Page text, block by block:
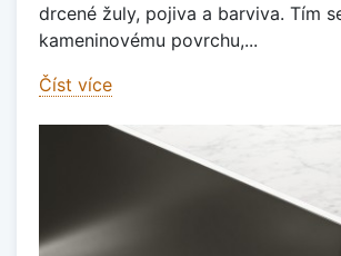
drcené žuly, pojiva a barviva. Tím
kameninovému povrchu,...
Číst více